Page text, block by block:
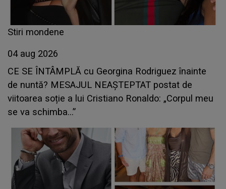
Stiri mondene
04 aug 2026
CE SE ÎNTÂMPLĂ cu Georgina Rodriguez înainte
de nuntă? MESAJUL NEAȘTEPTAT postat de
viitoarea soție a lui Cristiano Ronaldo: „Corpul meu
se va schimba...”